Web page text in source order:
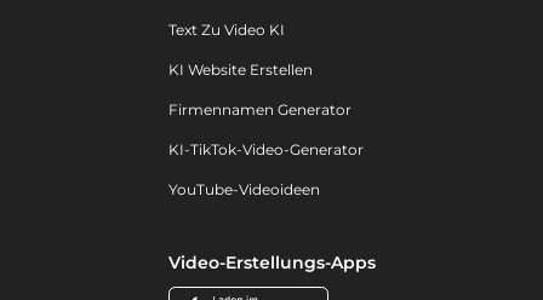
Text Zu Video KI
KI Website Erstellen
Firmennamen Generator
KI-TikTok-Video-Generator
YouTube-Videoideen
Video-Erstellungs-Apps